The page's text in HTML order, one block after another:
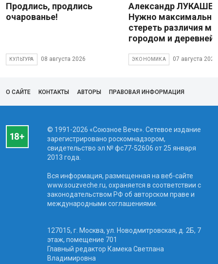
Продлись, продлись
очарованье!
КУЛЬТУРА 08 августа 2026
Александр
Нужно максимально
стереть различия
городом и деревней
ЭКОНОМИКА 07 августа 2026
О САЙТЕ КОНТАКТЫ АВТОРЫ ПРАВОВАЯ ИНФОРМАЦИЯ
© 1991-2026 «Союзное Вече». Сетевое издание
зарегистрировано роскомнадзором,
свидетельство эл № фc77-52606 от 25 января
2013 года.
Вся информация, размещенная на веб-сайте
www.souzveche.ru, охраняется в соответствии с
законодательством РФ об авторском праве и
международными соглашениями.
127015, г. Москва, ул. Новодмитровская, д. 2Б, 7
этаж, помещение 701
Главный редактор Камека Светлана
Владимировна